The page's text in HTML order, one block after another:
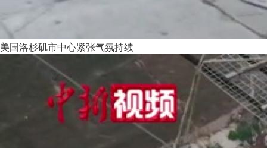
美国洛杉矶市中心紧张气氛持续